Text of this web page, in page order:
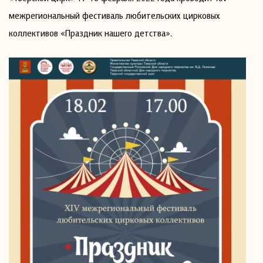
межрегиональный фестиваль любительских цирковых
коллективов «Праздник нашего детства».